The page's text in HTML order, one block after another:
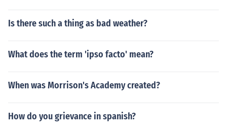
Is there such a thing as bad weather?
What does the term 'ipso facto' mean?
When was Morrison's Academy created?
How do you grievance in spanish?